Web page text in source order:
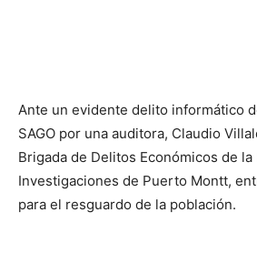
Ante un evidente delito informático
SAGO por una auditora, Claudio
Brigada de Delitos Económicos de la
Investigaciones de Puerto Montt,
para el resguardo de la población.